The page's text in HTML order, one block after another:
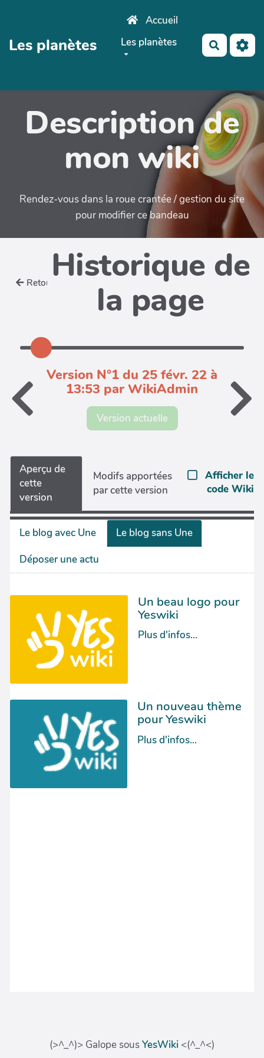
Les planètes
Accueil
Les planètes
Description de
mon wiki
Rendez-vous dans la roue crantée / gestion du site
pour modifier ce bandeau
Retour Historique de
la page
Version N°1 du 25 févr. 22 à
13:53 par WikiAdmin
Version actuelle
Aperçu de
cette
version
Modifs apportées
par cette version
Afficher le
code Wiki
(>^_^)> Galope sousYesWiki <(^_^<)